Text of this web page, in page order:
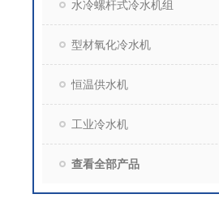
水冷螺杆式冷水机组
型材氧化冷水机
恒温供水机
工业冷水机
查看全部产品